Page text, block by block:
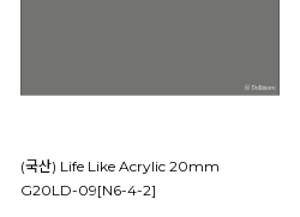
(국산) Life Like Acrylic 20mm
G20LD-09[N6-4-2]